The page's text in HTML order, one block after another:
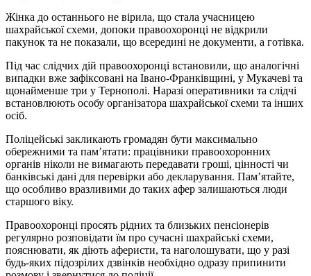
Жінка до останнього не вірила, що стала учасницею
шахрайської схеми, допоки правоохоронці не відкрили
пакунок та не показали, що всередині не документи, а готівка.
Під час слідчих дій правоохоронці встановили, що аналогічні
випадки вже зафіксовані на Івано-Франківщині, у Мукачеві та
щонайменше три у Тернополі. Наразі оперативники та слідчі
встановлюють особу організатора шахрайської схеми та інших
осіб.
Поліцейські закликають громадян бути максимально
обережними та пам’ятати: працівники правоохоронних
органів ніколи не вимагають передавати гроші, цінності чи
банківські дані для перевірки або декларування. Пам’ятайте,
що особливо вразливими до таких афер залишаються люди
старшого віку.
Правоохоронці просять рідних та близьких пенсіонерів
регулярно розповідати їм про сучасні шахрайські схеми,
пояснювати, як діють аферисти, та наголошувати, що у разі
будь-яких підозрілих дзвінків необхідно одразу припинити